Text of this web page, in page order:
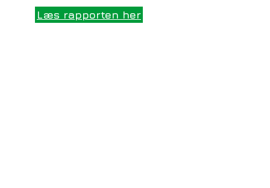
Læs rapporten her